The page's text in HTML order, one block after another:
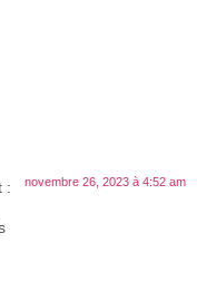
: novembre 26, 2023 à 4:52 am